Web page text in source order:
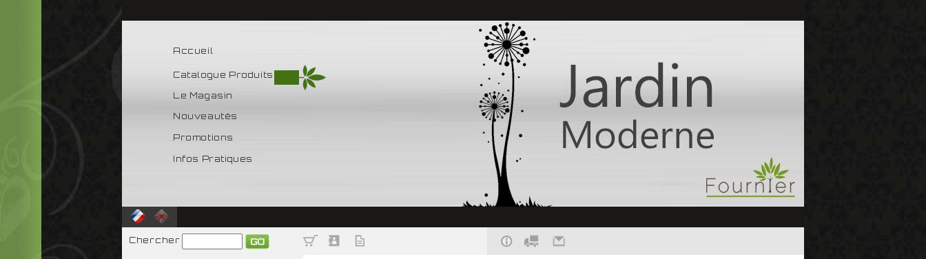
Accueil
Catalogue Produits
Le Magasin
Nouveautés
Promotions
Infos Pratiques
Chercher